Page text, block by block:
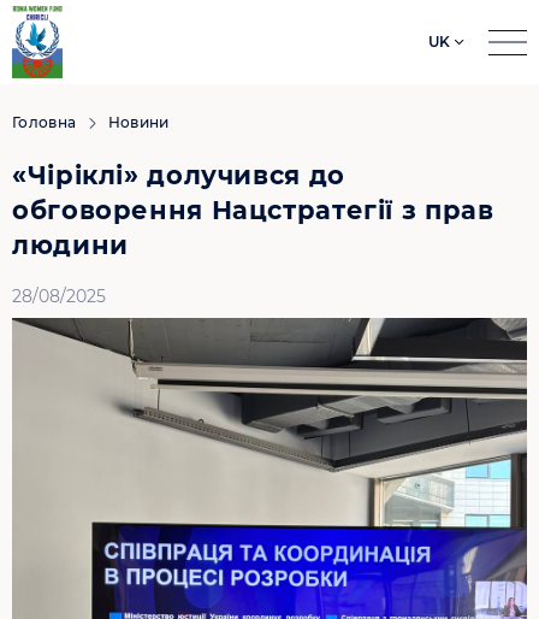
UK
Головна Новини
«Чіріклі» долучився до
обговорення Нацстратегії з прав
людини
28/08/2025